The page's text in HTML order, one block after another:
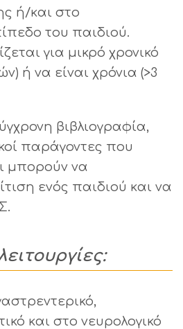
ή/και στο
του παιδιού.
για μικρό χρονικό
ή να είναι χρόνια (>3
βιβλιογραφία,
παράγοντες που
μπορούν να
ενός παιδιού και να
και στο νευρολογικό